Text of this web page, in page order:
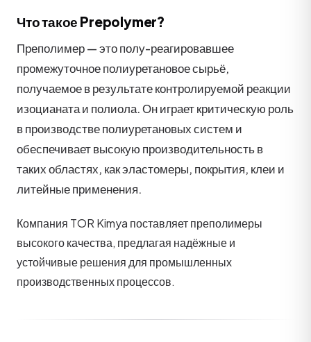
Что такое Prepolymer?
Преполимер — это полу-реагировавшее
промежуточное полиуретановое сырьё,
получаемое в результате контролируемой реакции
изоцианата и полиола. Он играет критическую роль
в производстве полиуретановых систем и
обеспечивает высокую производительность в
таких областях, как эластомеры, покрытия, клеи и
литейные применения.
Компания TOR Kimya поставляет преполимеры
высокого качества, предлагая надёжные и
устойчивые решения для промышленных
производственных процессов.